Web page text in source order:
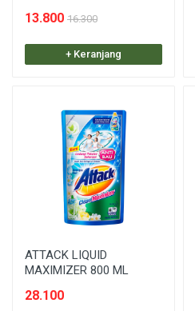
13.800 16.300
+ Keranjang
ATTACK LIQUID
MAXIMIZER 800 ML
28.100